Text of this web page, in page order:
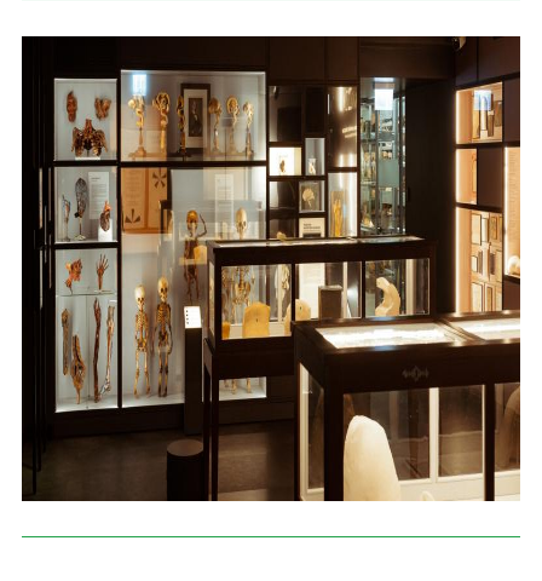
Skolām
Par muzeju
Galerijas
Kontakti